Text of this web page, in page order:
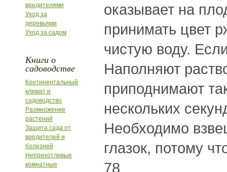
вредителями
Уход за
деревьями
Уход за садом
Книги о
садоводстве
Континентальный
климат и
садоводство
Размножение
растений
Защита сада от
вредителей и
болезней
Неприхотливые
комнатные
оказывает на
принимать цвет
чистую воду.
Наполняют
приподнимают
нескольких
Необходимо
глазок, потому
78